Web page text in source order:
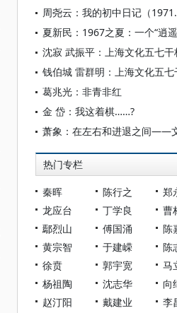
沈寂 武振平：上海文化五七干
钱伯城 雷群明：上海文化五七
葛兆光：非青非红
金 岱：我这着棋……?
热门专栏
秦晖 陈行之
郑
龙应台
丁学良
曹
鄢烈山
傅国涌
陈
黄宗智
于建嵘
陈
徐贲
郭宇宽
马
杨祖陶
沈志华
向
赵汀阳
戴建业
李